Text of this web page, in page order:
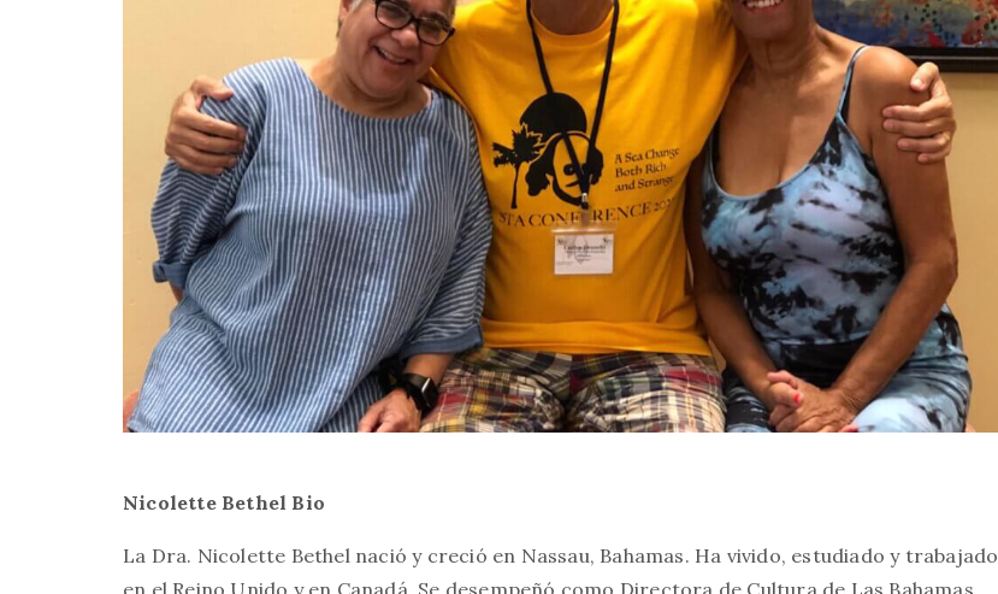
Nicolette Bethel Bio
La Dra. Nicolette Bethel nació y creció en Nassau, Bahamas. Ha vivido, estudiado y trabajado
en el Reino Unido y en Canadá. Se desempeñó como Directora de Cultura de Las Bahamas